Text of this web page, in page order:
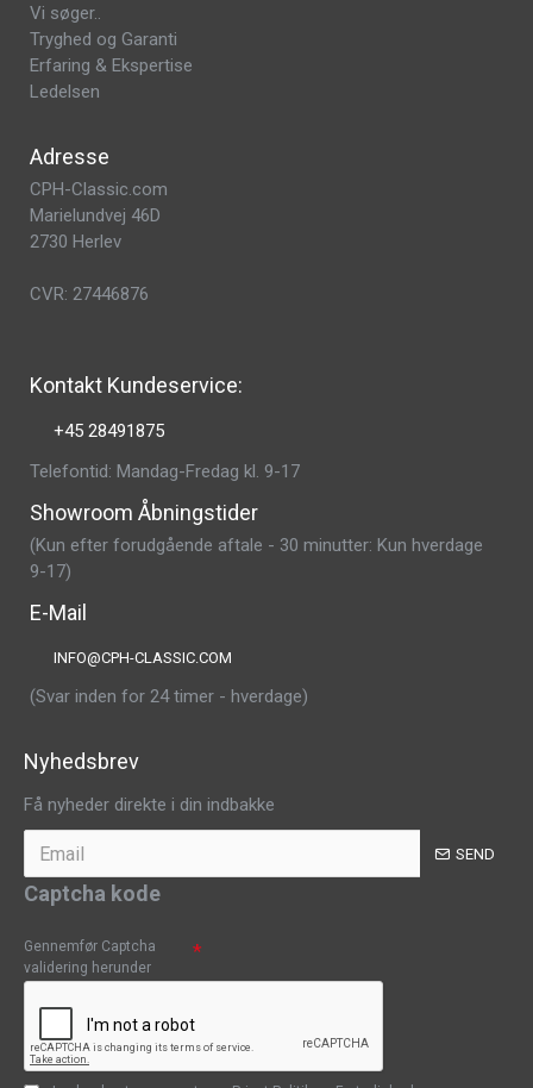
Vi søger..
Tryghed og Garanti
Erfaring & Ekspertise
Ledelsen
Adresse
CPH-Classic.com
Marielundvej 46D
2730 Herlev
CVR: 27446876
Kontakt Kundeservice:
+45 28491875
Telefontid: Mandag-Fredag kl. 9-17
Showroom Åbningstider
(Kun efter forudgående aftale - 30 minutter: Kun hverdage
9-17)
E-Mail
INFO@CPH-CLASSIC.COM
(Svar inden for 24 timer - hverdage)
Nyhedsbrev
Få nyheder direkte i din indbakke
SEND
Captcha kode
Gennemfør Captcha
validering herunder